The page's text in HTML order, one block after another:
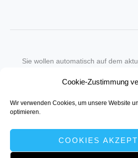
Cookie-Zustimmung
Wir verwenden Cookies, um unsere Website
optimieren.
COOKIES
Sie wollen automatisch auf dem
in unseren Newsletter-
Senden Sie für ein Angebot einfach